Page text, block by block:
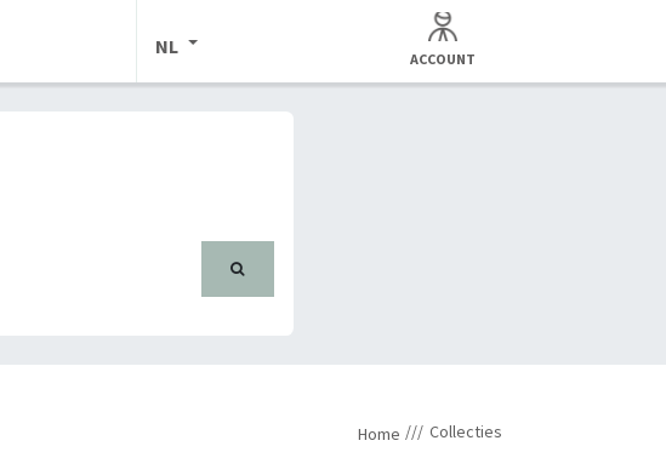
NL
ACCOUNT
Home Collecties